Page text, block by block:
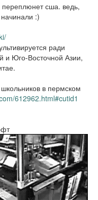
переплюнет сша. ведь,
:)
ради
и Юго-Восточной Азии,
в пермском
612962.html#cutid1